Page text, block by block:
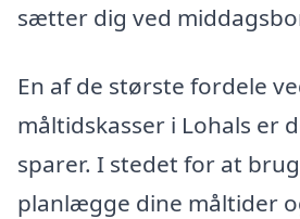
sætter dig ved
En af de største fordele
måltidskasser i Lohals er
sparer. I stedet for at
planlægge dine måltider